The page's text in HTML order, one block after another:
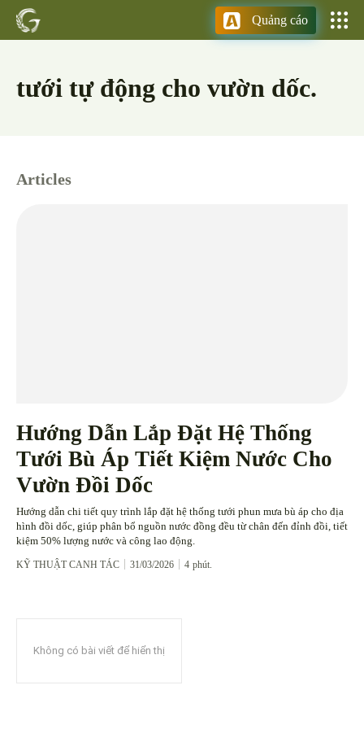
Quảng cáo
tưới tự động cho vườn dốc.
Articles
Hướng Dẫn Lắp Đặt Hệ Thống
Tưới Bù Áp Tiết Kiệm Nước Cho
Vườn Đồi Dốc
Hướng dẫn chi tiết quy trình lắp đặt hệ thống tưới phun mưa bù áp cho địa
hình đồi dốc, giúp phân bổ nguồn nước đồng đều từ chân đến đỉnh đồi, tiết
kiệm 50% lượng nước và công lao động.
KỸ THUẬT CANH TÁC 31/03/2026 4 phút.
Không có bài viết để hiển thị